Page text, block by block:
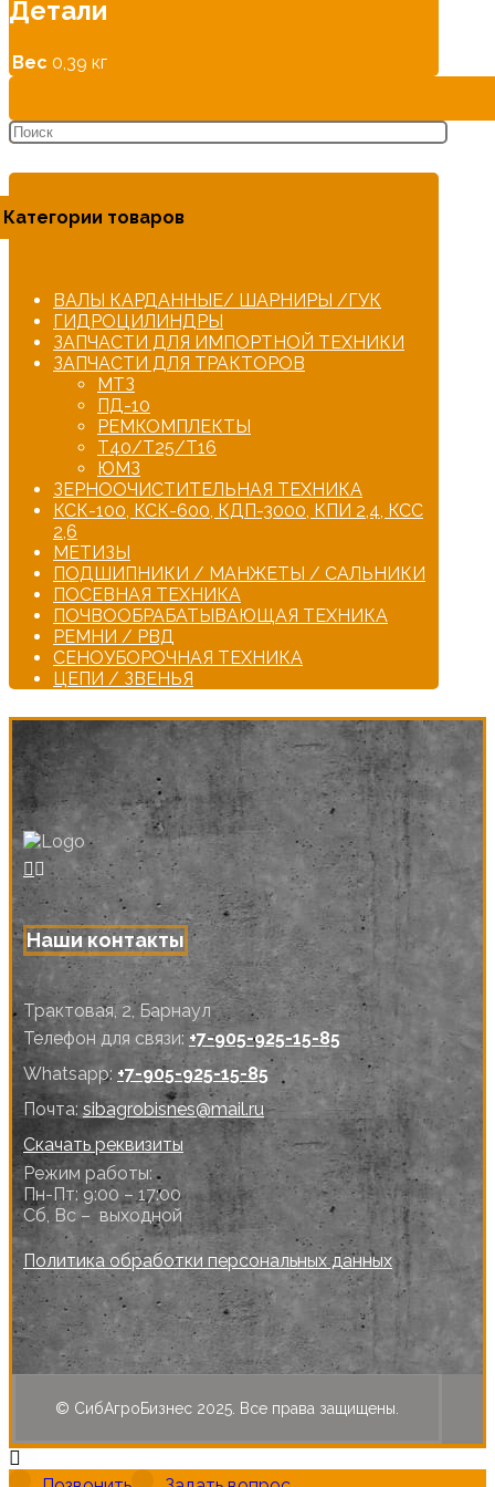
Детали
Вес 0,39 кг
Категории товаров
ВАЛЫ КАРДАННЫЕ/ ШАРНИРЫ /ГУК
ГИДРОЦИЛИНДРЫ
ЗАПЧАСТИ ДЛЯ ИМПОРТНОЙ ТЕХНИКИ
ЗАПЧАСТИ ДЛЯ ТРАКТОРОВ
МТЗ
ПД-10
РЕМКОМПЛЕКТЫ
Т40/Т25/Т16
ЮМЗ
ЗЕРНООЧИСТИТЕЛЬНАЯ ТЕХНИКА
КСК-100, КСК-600, КДП-3000, КПИ 2,4, КСС
2,6
МЕТИЗЫ
ПОДШИПНИКИ / МАНЖЕТЫ / САЛЬНИКИ
ПОСЕВНАЯ ТЕХНИКА
ПОЧВООБРАБАТЫВАЮЩАЯ ТЕХНИКА
РЕМНИ / РВД
СЕНОУБОРОЧНАЯ ТЕХНИКА
ЦЕПИ / ЗВЕНЬЯ
Наши контакты
Трактовая, 2, Барнаул
Телефон для связи: +7-905-925-15-85
Whatsapp: +7-905-925-15-85
Почта:sibagrobisnes@mail.ru
Скачать реквизиты
Режим работы:
Пн-Пт: 9:00 – 17:00
Сб, Вс – выходной
Политика обработки персональных данных
© СибАгроБизнес 2025. Все права защищены.